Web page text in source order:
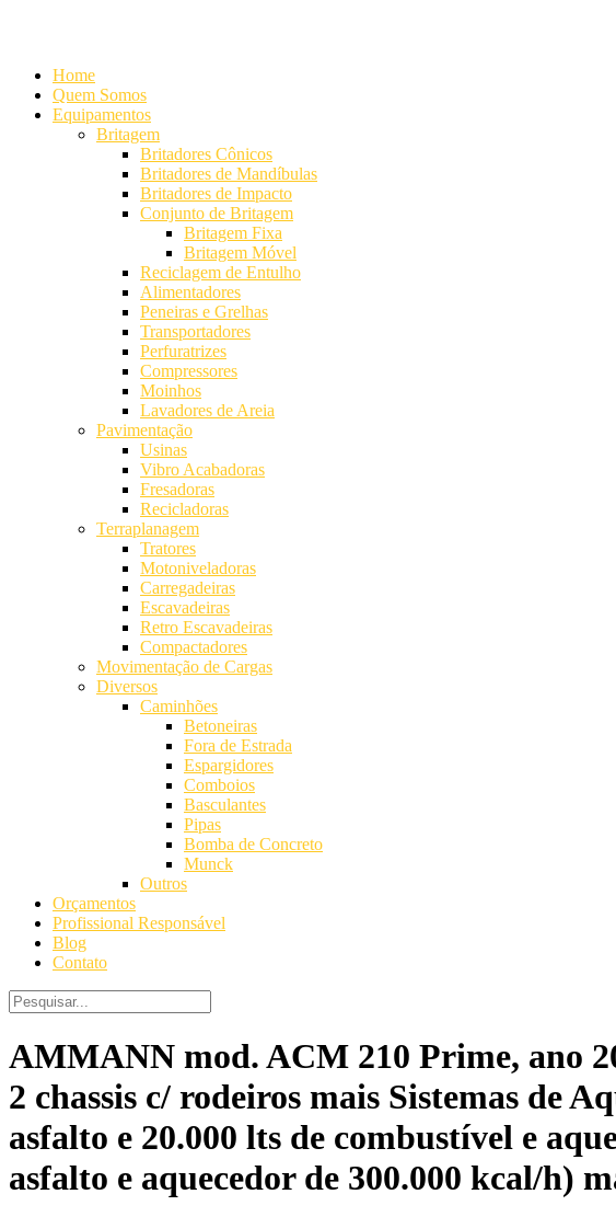
Home
Quem Somos
Equipamentos
Britagem
Britadores Cônicos
Britadores de Mandíbulas
Britadores de Impacto
Conjunto de Britagem
Britagem Fixa
Britagem Móvel
Reciclagem de Entulho
Alimentadores
Peneiras e Grelhas
Transportadores
Perfuratrizes
Compressores
Moinhos
Lavadores de Areia
Pavimentação
Usinas
Vibro Acabadoras
Fresadoras
Recicladoras
Terraplanagem
Tratores
Motoniveladoras
Carregadeiras
Escavadeiras
Retro Escavadeiras
Compactadores
Movimentação de Cargas
Diversos
Caminhões
Betoneiras
Fora de Estrada
Espargidores
Comboios
Basculantes
Pipas
Bomba de Concreto
Munck
Outros
Orçamentos
Profissional Responsável
Blog
Contato
AMMANN mod. ACM 210 Prime, ano
2 chassis c/ rodeiros mais Sistemas de
asfalto e 20.000 lts de combustível e
asfalto e aquecedor de 300.000 kcal/h)